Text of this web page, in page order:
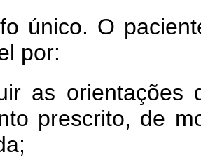
único. O
por:
as orientações
prescrito, de